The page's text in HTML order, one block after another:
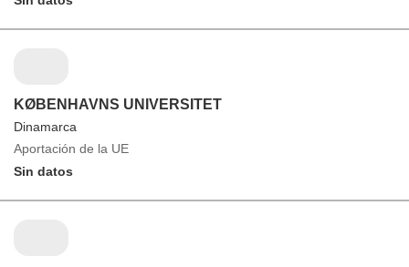
KØBENHAVNS UNIVERSITET
Dinamarca
Aportación de la UE
Sin datos